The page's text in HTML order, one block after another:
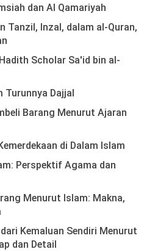
dan Al Qamariyah
Tanzil, Inzal, dalam al-Quran,
Scholar Sa'id bin al-
Turunnya Dajjal
Barang Menurut Ajaran
di Dalam Islam
Perspektif Agama dan
Menurut Islam: Makna,
Kemaluan Sendiri Menurut
dan Detail